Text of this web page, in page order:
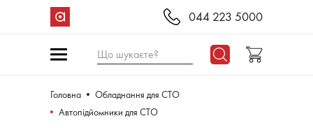
044 223 5000
Що шукаєте?
Головна
Обладнання для СТО
Автопідйомники для СТО